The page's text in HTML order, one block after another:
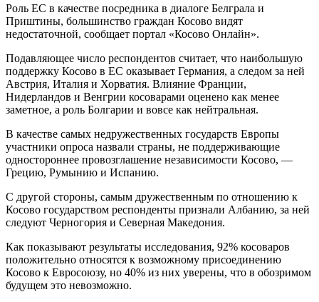
Роль ЕС в качестве посредника в диалоге Белграла и
Приштины, большинство граждан Косово видят
недостаточной, сообщает портал «Косово Онлайн».
Подавляющее число респондентов считает, что наибольшую
поддержку Косово в ЕС оказывает Германия, а следом за ней
Австрия, Италия и Хорватия. Влияние Франции,
Нидерландов и Венгрии косоварами оценено как менее
заметное, а роль Болгарии и вовсе как нейтральная.
В качестве самых недружественных государств Европы
участники опроса назвали страны, не поддерживающие
одностороннее провозглашение независимости Косово, —
Грецию, Румынию и Испанию.
С другой стороны, самым дружественным по отношению к
Косово государством респонденты признали Албанию, за ней
следуют Черногория и Северная Македония.
Как показывают результаты исследования, 92% косоваров
положительно относятся к возможному присоединению
Косово к Евросоюзу, но 40% из них уверены, что в обозримом
будущем это невозможно.